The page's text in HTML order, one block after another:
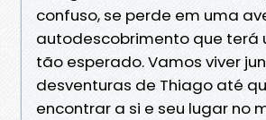
confuso, se perde em uma
autodescobrimento que terá
tão esperado. Vamos viver
desventuras de Thiago até
encontrar a si e seu lugar no